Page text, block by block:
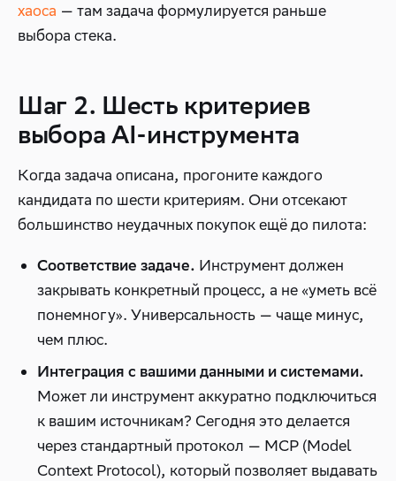
хаоса — там задача формулируется раньше
выбора стека.
Шаг 2. Шесть критериев
выбора AI-инструмента
Когда задача описана, прогоните каждого
кандидата по шести критериям. Они отсекают
большинство неудачных покупок ещё до пилота:
Соответствие задаче. Инструмент должен
закрывать конкретный процесс, а не «уметь всё
понемногу». Универсальность — чаще минус,
чем плюс.
Интеграция с вашими данными и системами.
Может ли инструмент аккуратно подключиться
к вашим источникам? Сегодня это делается
через стандартный протокол — MCP (Model
Context Protocol), который позволяет выдавать